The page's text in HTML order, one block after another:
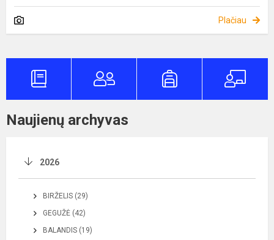
Plačiau
Naujienų archyvas
2026
BIRŽELIS (29)
GEGUŽĖ (42)
BALANDIS (19)